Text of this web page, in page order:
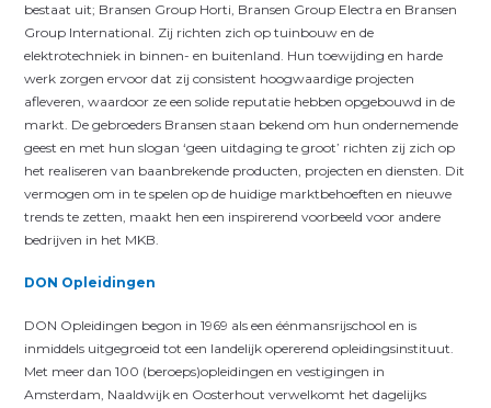
bestaat uit; Bransen Group Horti, Bransen Group Electra en Bransen
Group International. Zij richten zich op tuinbouw en de
elektrotechniek in binnen- en buitenland. Hun toewijding en harde
werk zorgen ervoor dat zij consistent hoogwaardige projecten
afleveren, waardoor ze een solide reputatie hebben opgebouwd in de
markt. De gebroeders Bransen staan bekend om hun ondernemende
geest en met hun slogan ‘geen uitdaging te groot’ richten zij zich op
het realiseren van baanbrekende producten, projecten en diensten. Dit
vermogen om in te spelen op de huidige marktbehoeften en nieuwe
trends te zetten, maakt hen een inspirerend voorbeeld voor andere
bedrijven in het MKB.
DON Opleidingen
DON Opleidingen begon in 1969 als een éénmansrijschool en is
inmiddels uitgegroeid tot een landelijk opererend opleidingsinstituut.
Met meer dan 100 (beroeps)opleidingen en vestigingen in
Amsterdam, Naaldwijk en Oosterhout verwelkomt het dagelijks